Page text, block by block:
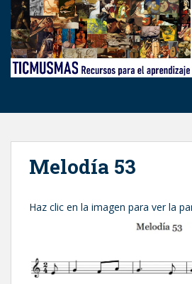
Melodía 53
Haz clic en la imagen para ver la